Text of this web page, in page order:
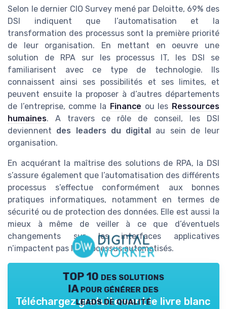
Selon le dernier CIO Survey mené par Deloitte, 69% des
DSI indiquent que l’automatisation et la
transformation des processus sont la première priorité
de leur organisation. En mettant en oeuvre une
solution de RPA sur les processus IT, les DSI se
familiarisent avec ce type de technologie. Ils
connaissent ainsi ses possibilités et ses limites, et
peuvent ensuite la proposer à d’autres départements
de l’entreprise, comme la Finance ou les Ressources
humaines. A travers ce rôle de conseil, les DSI
deviennent des leaders du digital au sein de leur
organisation.
En acquérant la maîtrise des solutions de RPA, la DSI
s’assure également que l’automatisation des différents
processus s’effectue conformément aux bonnes
pratiques informatiques, notamment en termes de
sécurité ou de protection des données. Elle est aussi la
mieux à même de veiller à ce que d’éventuels
changements sur les interfaces applicatives
n’impactent pas les processus automatisés.
TOP 10 des solutions
IA pour générer des
leads de qualité
Téléchargez gratuitement le livre blanc